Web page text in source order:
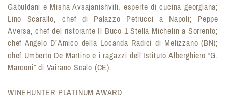
Gabuldani e Misha Avsajanishvili, esperte di cucina georgiana;
Lino Scarallo, chef di Palazzo Petrucci a Napoli; Peppe
Aversa, chef del ristorante Il Buco 1 Stella Michelin a Sorrento;
chef Angelo D’Amico della Locanda Radici di Melizzano (BN);
chef Umberto De Martino e i ragazzi dell’Istituto Alberghiero “G.
Marconi” di Vairano Scalo (CE).
WINEHUNTER PLATINUM AWARD